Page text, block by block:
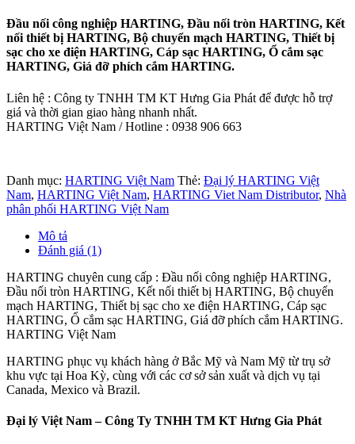
Đầu nối công nghiệp HARTING, Đầu nối tròn HARTING, Kết
nối thiết bị HARTING, Bộ chuyển mạch HARTING, Thiết bị
sạc cho xe điện HARTING, Cáp sạc HARTING, Ổ cắm sạc
HARTING, Giá đỡ phích cắm HARTING.
Liên hệ : Công ty TNHH TM KT Hưng Gia Phát để được hỗ trợ
giá và thời gian giao hàng nhanh nhất.
HARTING Việt Nam / Hotline : 0938 906 663
Danh mục: HARTING Việt Nam Thẻ: Đại lý HARTING Việt
Nam, HARTING Việt Nam, HARTING Viet Nam Distributor, Nhà
phân phối HARTING Việt Nam
Mô tả
Đánh giá (1)
HARTING chuyên cung cấp : Đầu nối công nghiệp HARTING,
Đầu nối tròn HARTING, Kết nối thiết bị HARTING, Bộ chuyển
mạch HARTING, Thiết bị sạc cho xe điện HARTING, Cáp sạc
HARTING, Ổ cắm sạc HARTING, Giá đỡ phích cắm HARTING.
HARTING Việt Nam
HARTING phục vụ khách hàng ở Bắc Mỹ và Nam Mỹ từ trụ sở
khu vực tại Hoa Kỳ, cùng với các cơ sở sản xuất và dịch vụ tại
Canada, Mexico và Brazil.
Đại lý Việt Nam – Công Ty TNHH TM KT Hưng Gia Phát